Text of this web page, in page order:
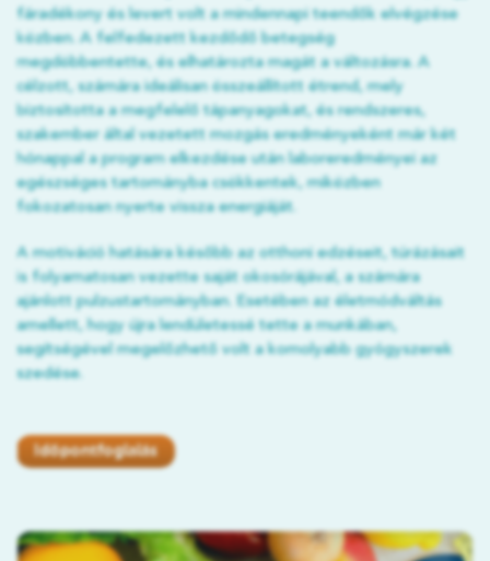
fáradékony és levert volt a mindennapi teendők elvégzése
közben. A felfedezett kezdődő betegség
megdöbbentette, és elhatározta magát a változásra. A
célzott, számára ideálisan összeállított étrend, mely
biztosította a megfelelő tápanyagokat, és rendszeres,
szakember által vezetett mozgás eredményeként már két
hónappal a program elkezdése után laboreredményei az
egészséges tartományba csökkentek, miközben
fokozatosan nyerte vissza energiáját.
A motiváció hatására később az otthoni edzéseit, túrázásait
is folyamatosan vezette saját okosórájával, a számára
ajánlott pulzustartományban. Esetében az életmódváltás
amellett, hogy újra lendületessé tette a munkában,
segítségével megelőzhető volt a komolyabb gyógyszerek
szedése.
Időpontfoglalás